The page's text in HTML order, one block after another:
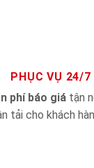
PHỤC VỤ 24/7
phí báo giátận
tải cho khách